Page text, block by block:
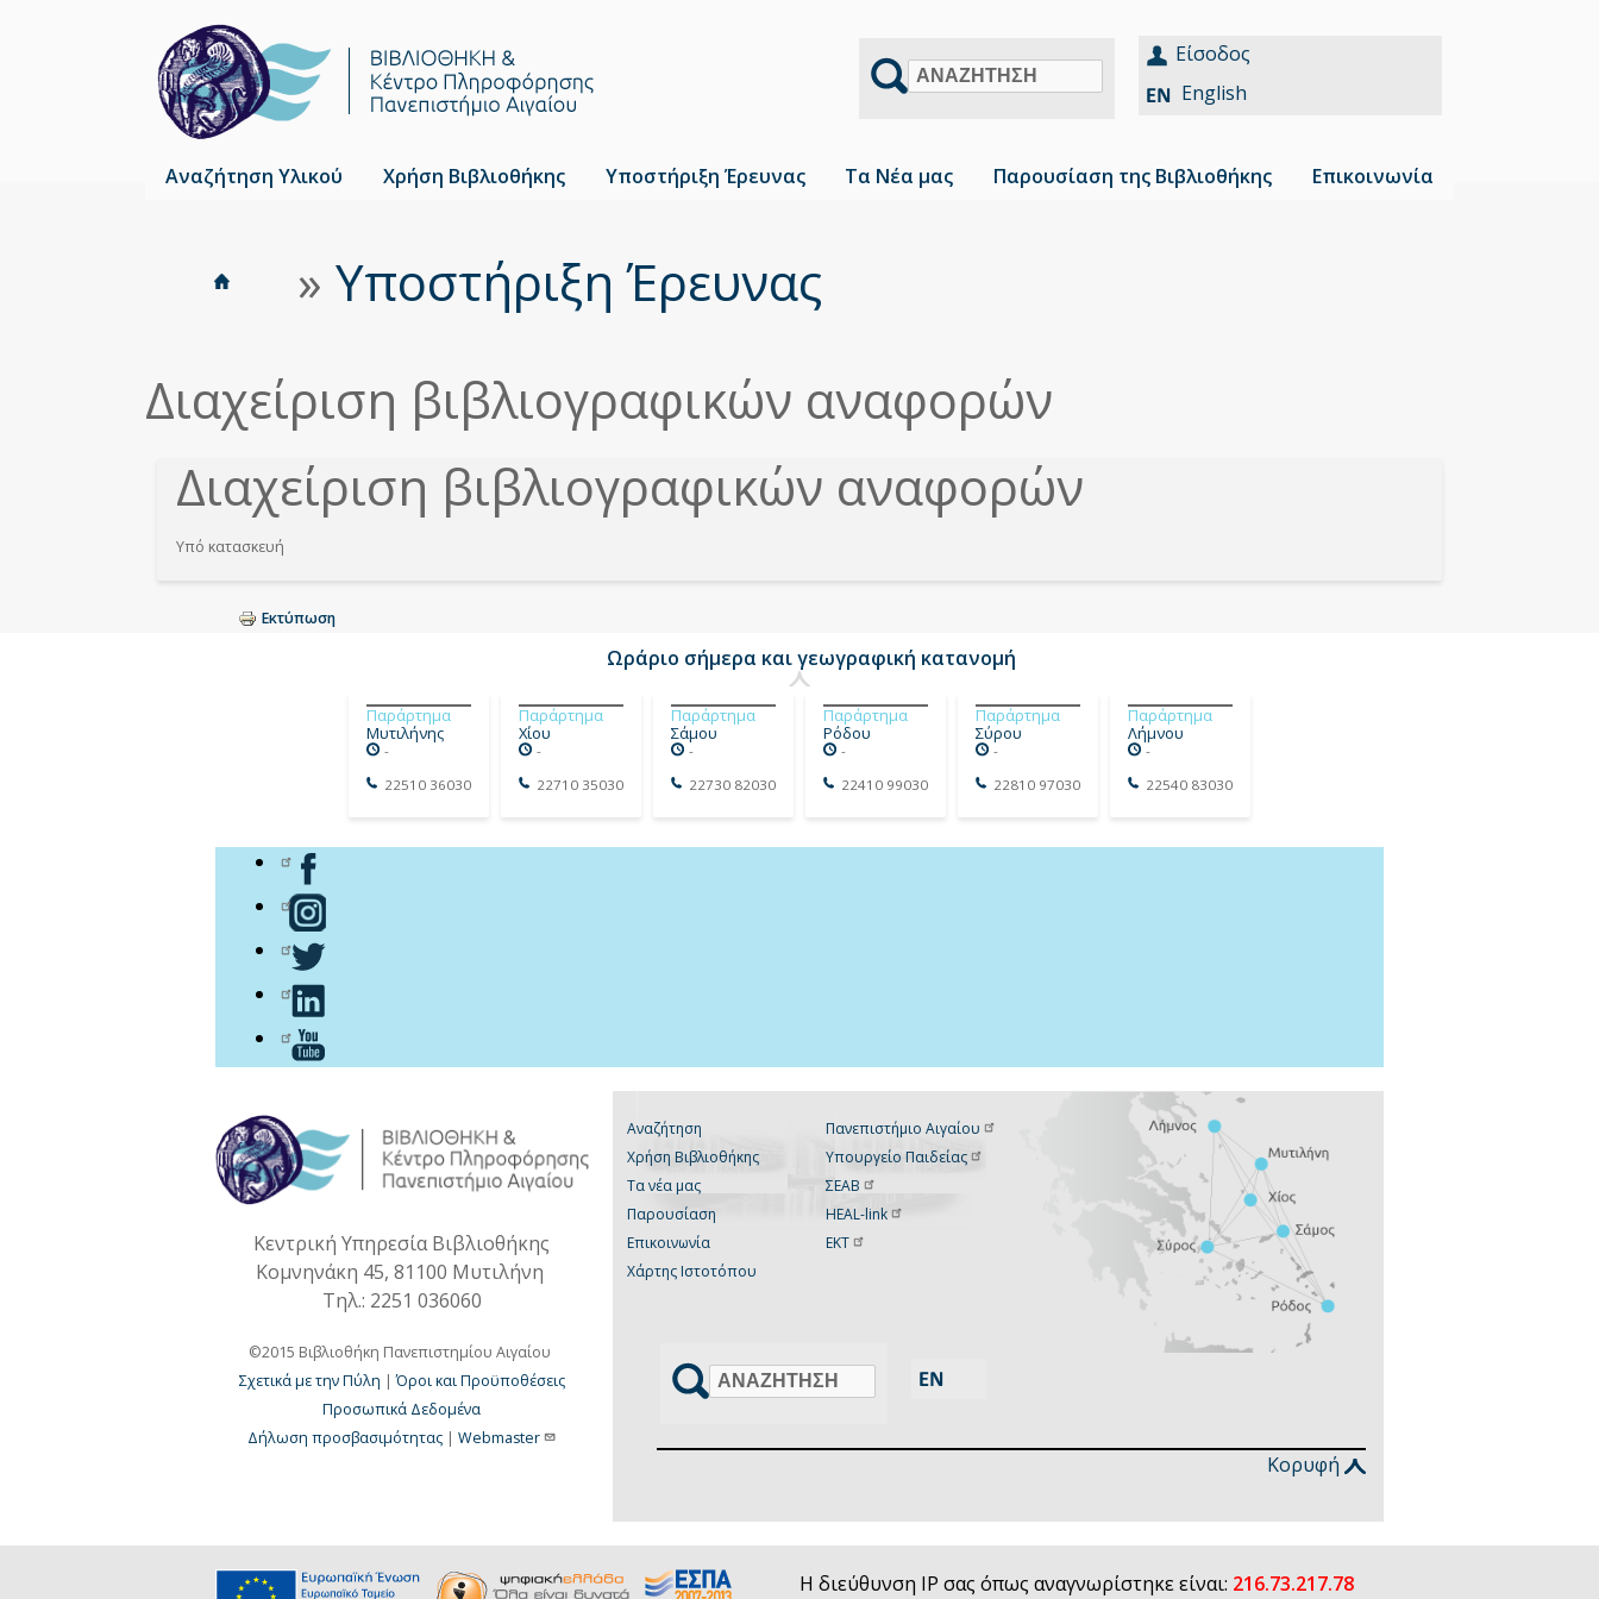
Αναζήτηση
Είσοδος
English
Αναζήτηση Υλικού Χρήση Βιβλιοθήκης Υποστήριξη Έρευνας Τα Νέα μας Παρουσίαση της Βιβλιοθήκης Επικοινωνία
Breadcrumbs
Είστε
Αρχική» Υποστήριξη Έρευνας
Διαχείριση βιβλιογραφικών αναφορών
Διαχείριση βιβλιογραφικών αναφορών
Υπό κατασκευή
Εκτύπωση
Ωράριο σήμερα και γεωγραφική κατανομή
Παράρτημα
Μυτιλήνης
-
22510 36030
Παράρτημα
Χίου
-
22710 35030
Παράρτημα
Σάμου
-
22730 82030
Παράρτημα
Ρόδου
-
22410 99030
Παράρτημα
Σύρου
-
22810 97030
Παράρτημα
Λήμνου
-
22540 83030
Κεντρική Υπηρεσία Βιβλιοθήκης
Κομνηνάκη 45, 81100 Μυτιλήνη
Τηλ.: 2251 036060
©2015 Βιβλιοθήκη Πανεπιστημίου Αιγαίου
Σχετικά με την Πύλη |Όροι και Προϋποθέσεις
Προσωπικά Δεδομένα
Δήλωση προσβασιμότητας| Webmaster
Αναζήτηση
Χρήση Βιβλιοθήκης
Τα νέα μας
Παρουσίαση
Επικοινωνία
Χάρτης Ιστοτόπου
Πανεπιστήμιο Αιγαίου
Υπουργείο Παιδείας
ΣΕΑΒ
HEAL-link
ΕΚΤ
Αναζήτηση
Κορυφή
Η διεύθυνση IP σας όπως αναγνωρίστηκε είναι: 216.73.217.78